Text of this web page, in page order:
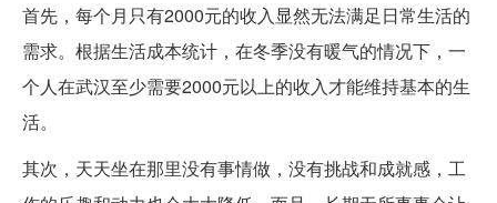
首先，每个月只有2000元的收入显然无法满足日常生活的
需求。根据生活成本统计，在冬季没有暖气的情况下，一
个人在武汉至少需要2000元以上的收入才能维持基本的生
活。
其次，天天坐在那里没有事情做，没有挑战和成就感，工